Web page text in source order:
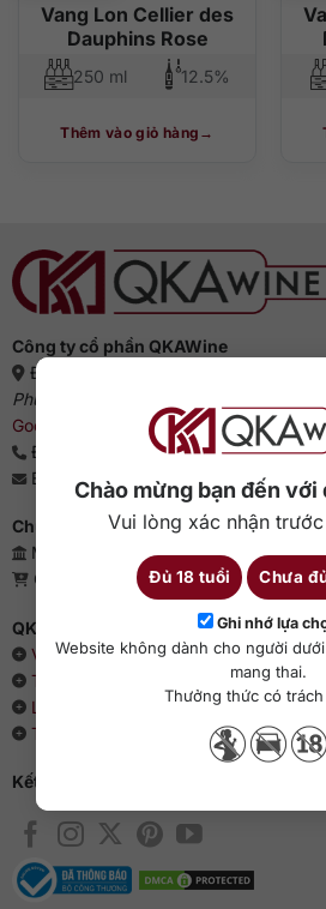
Chào mừng bạn đến
Vui lòng xác nhận
Đủ 18 tuổi Chưa
Ghi nhớ lựa
Website không dành cho người
mang thai.
Thưởng thức có
Vang Lon Cellier des
Dauphins Rose
250 ml 12.5%
Thêm vào giỏ hàng
Công ty cổ phần QKAWine
Địa chỉ:
Tầng 1, số 12A, lô TT02,
Phường Mỹ Đình 2, Quận Nam Từ Liêm,
Google Maps
Điện thoại:
0363 909 636
Email:sales@qkawine.com
Chứng nhận kinh doanh
Mã số doanh nghiệp: 0110385539 -
Giấy phép bán lẻ rượu: 04/GP-UBND
QKAWine - Chuyên rượu ngoại hàng
Về chúng tôi
Thông cáo báo chí
Liên hệ với QKAWine
Tin tức và sự kiện
Kết nối với QKAWine